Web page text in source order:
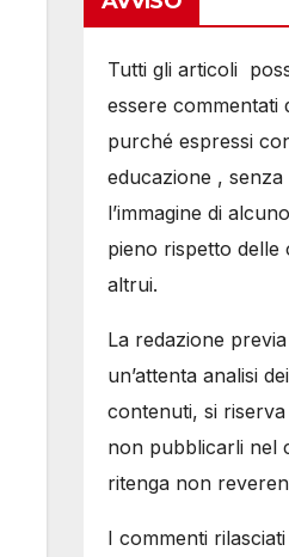
Tutti gli articoli
essere commentati
purché espressi
educazione , senza
l’immagine di
pieno rispetto delle
altrui.
La redazione previa
un’attenta analisi dei
contenuti, si
non pubblicarli nel
ritenga non
I commenti